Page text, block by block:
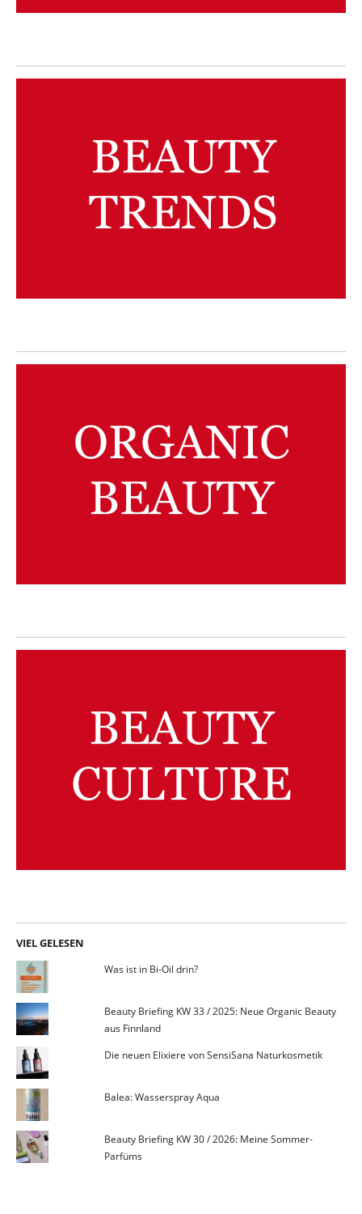
VIEL GELESEN
Was ist in Bi-Oil drin?
Beauty Briefing KW 33 / 2025: Neue Organic Beauty
aus Finnland
Die neuen Elixiere von SensiSana Naturkosmetik
Balea: Wasserspray Aqua
Beauty Briefing KW 30 / 2026: Meine Sommer-
Parfüms